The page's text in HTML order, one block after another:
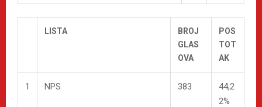
LISTA
BROJ
GLAS
OVA
POS
TOT
AK
1 NPS 383
44,2
2%